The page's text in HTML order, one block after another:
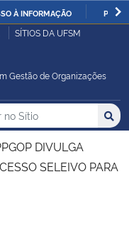
À INFORMAÇÃO
SÍTIOS DA UFSM
Gestão de Organizações
no no Sítio
DIVULGA
SELEIVO PARA